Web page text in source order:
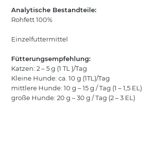
Analytische Bestandteile:
Rohfett 100%
Einzelfuttermittel
Fütterungsempfehlung:
Katzen: 2 – 5 g (1 TL )/Tag
Kleine Hunde: ca. 10 g (1TL)/Tag
mittlere Hunde: 10 g – 15 g / Tag (1 – 1,5 EL)
große Hunde: 20 g – 30 g / Tag (2 – 3 EL)